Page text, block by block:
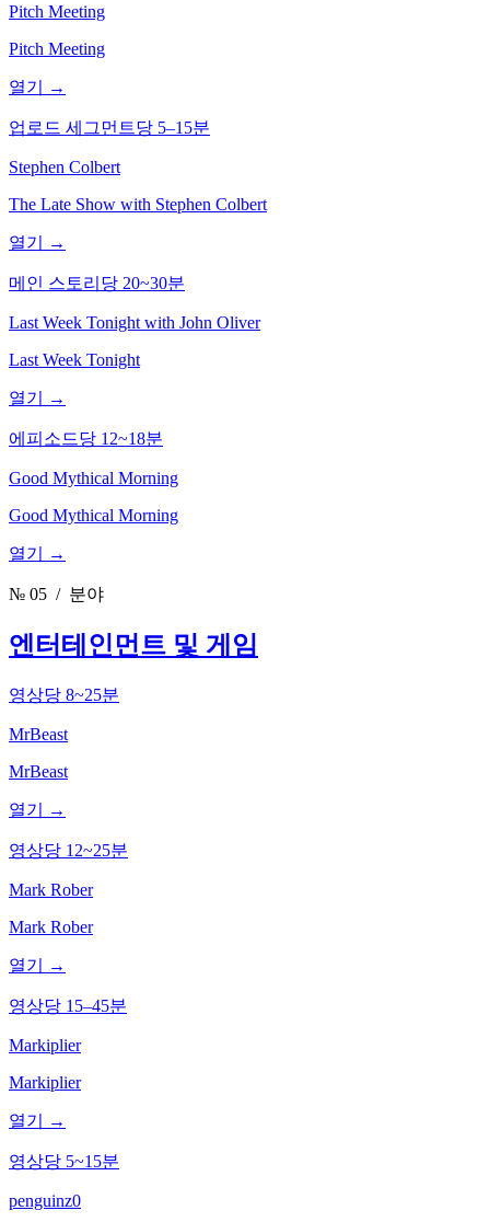
Pitch Meeting
Pitch Meeting
열기 →
업로드 세그먼트당 5–15분
Stephen Colbert
The Late Show with Stephen Colbert
열기 →
메인 스토리당 20~30분
Last Week Tonight with John Oliver
Last Week Tonight
열기 →
에피소드당 12~18분
Good Mythical Morning
Good Mythical Morning
열기 →
№ 05 / 분야
엔터테인먼트 및 게임
영상당 8~25분
MrBeast
MrBeast
열기 →
영상당 12~25분
Mark Rober
Mark Rober
열기 →
영상당 15–45분
Markiplier
Markiplier
열기 →
영상당 5~15분
penguinz0